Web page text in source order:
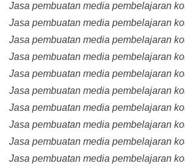
Jasa pembuatan media pembelajaran
Jasa pembuatan media pembelajaran
Jasa pembuatan media pembelajaran
Jasa pembuatan media pembelajaran
Jasa pembuatan media pembelajaran
Jasa pembuatan media pembelajaran
Jasa pembuatan media pembelajaran
Jasa pembuatan media pembelajaran
Jasa pembuatan media pembelajaran
Jasa pembuatan media pembelajaran